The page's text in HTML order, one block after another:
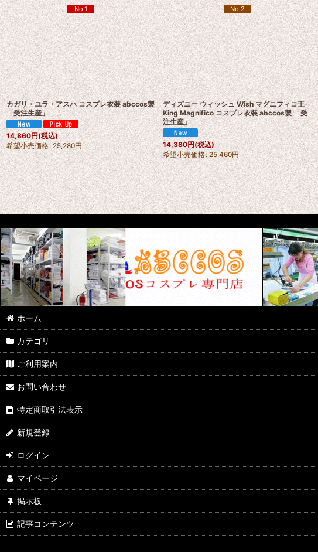
No.1
カガリ・ユラ・アスハ コスプレ衣装 abccos製
「受注生産」
14,860円(税込)
希望小売価格: 25,280円
No.2
ディズニー ウィッシュ Wish マグニフィコ王
King Magnifico コスプレ衣装 abccos製 「受
注生産」
14,380円(税込)
希望小売価格: 25,460円
ホーム
カテゴリ
ご利用案内
お問い合わせ
特定商取引法表示
新規登録
ログイン
マイページ
掲示板
記事コンテンツ